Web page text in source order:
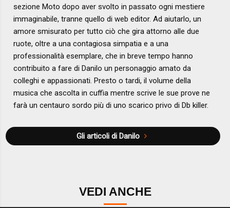
sezione Moto dopo aver svolto in passato ogni mestiere
immaginabile, tranne quello di web editor. Ad aiutarlo, un
amore smisurato per tutto ciò che gira attorno alle due
ruote, oltre a una contagiosa simpatia e a una
professionalità esemplare, che in breve tempo hanno
contribuito a fare di Danilo un personaggio amato da
colleghi e appassionati. Presto o tardi, il volume della
musica che ascolta in cuffia mentre scrive le sue prove ne
farà un centauro sordo più di uno scarico privo di Db killer.
Gli articoli di Danilo
VEDI ANCHE